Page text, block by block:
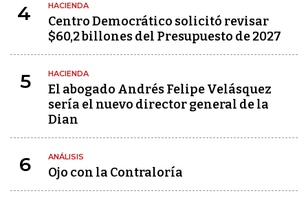
4 HACIENDA
Centro Democrático solicitó revisar
$60,2 billones del Presupuesto de 2027
5 HACIENDA
El abogado Andrés Felipe Velásquez
sería el nuevo director general de la
Dian
6 ANÁLISIS
Ojo con la Contraloría